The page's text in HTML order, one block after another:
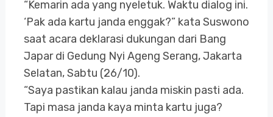
“Kemarin ada yang nyeletuk. Waktu dialog ini.
‘Pak ada kartu janda enggak?” kata Suswono
saat acara deklarasi dukungan dari Bang
Japar di Gedung Nyi Ageng Serang, Jakarta
Selatan, Sabtu (26/10).
“Saya pastikan kalau janda miskin pasti ada.
Tapi masa janda kaya minta kartu juga?